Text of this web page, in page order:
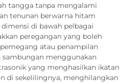
tangga tanpa mengalami
tenunan berwarna hitam
di bawah pelbagai
peregangan yang boleh
atau penampilan
sambungan menggunakan
yang menghasilkan ikatan
di sekelilingnya, menghilangkan